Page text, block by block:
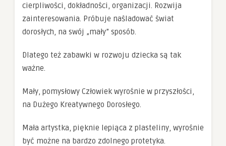
cierpliwości, dokładności, organizacji. Rozwija
zainteresowania. Próbuje naśladować świat
dorosłych, na swój „mały” sposób.
Dlatego też zabawki w rozwoju dziecka są tak
ważne.
Mały, pomysłowy Człowiek wyrośnie w przyszłości,
na Dużego Kreatywnego Dorosłego.
Mała artystka, pięknie lepiąca z plasteliny, wyrośnie
być możne na bardzo zdolnego protetyka.